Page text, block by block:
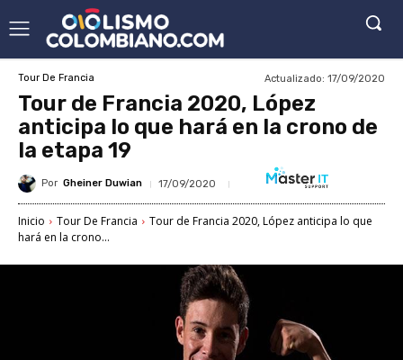
Tour De Francia Actualizado: 17/09/2020
Tour de Francia 2020, López
anticipa lo que hará en la crono de
la etapa 19
Por Gheiner Duwian 17/09/2020
Inicio Tour De Francia
Tour de Francia 2020, López anticipa lo que
hará en la crono...